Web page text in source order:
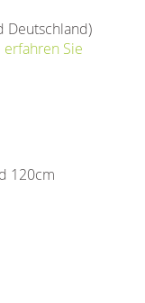
Deutschland)
erfahren Sie
120cm